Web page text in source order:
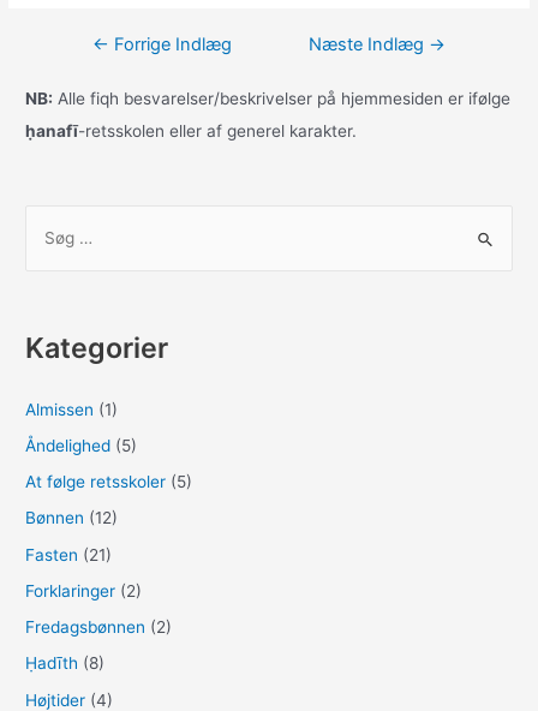
b
o
k
st
d
o
ai ar
Indlægsnavigation
← Forrige Indlæg Næste Indlæg →
NB: Alle fiqh besvarelser/beskrivelser på hjemmesiden er ifølge
ḥanafī-retsskolen eller af generel karakter.
f
e
r
:
Kategorier
Almissen (1)
Åndelighed (5)
At følge retsskoler (5)
Bønnen (12)
Fasten (21)
Forklaringer (2)
Fredagsbønnen (2)
Ḥadīth (8)
Højtider (4)